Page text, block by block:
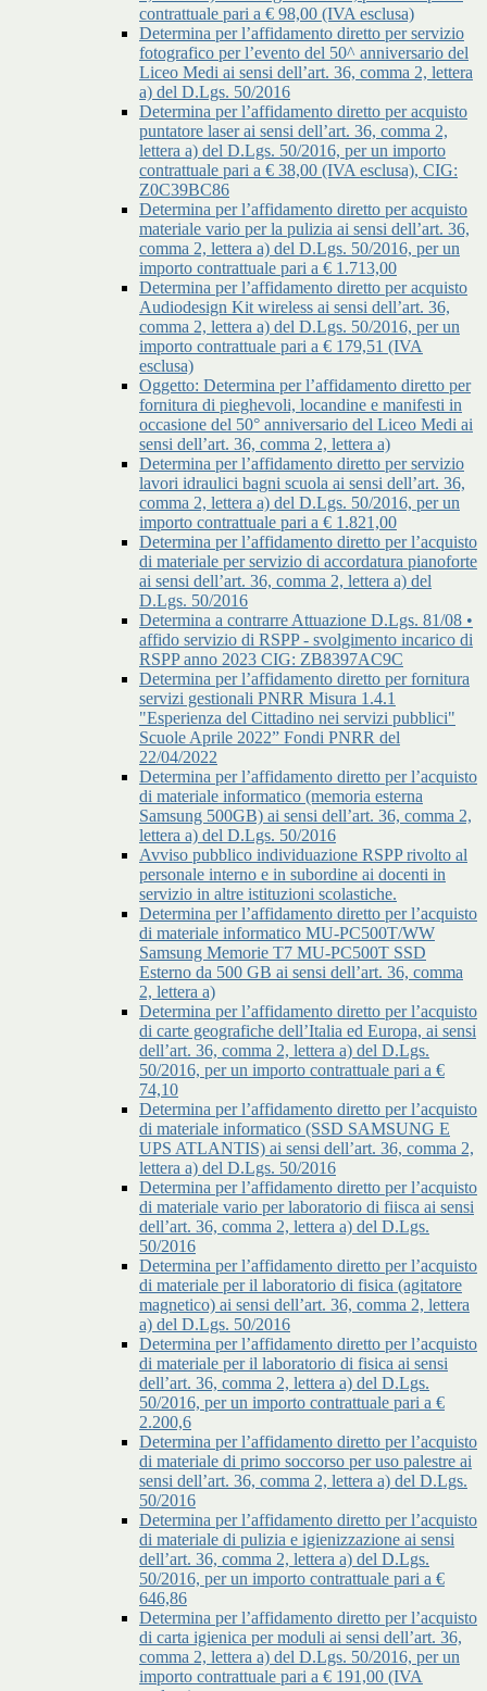
contrattuale pari a € 98,00 (IVA esclusa)
Determina per l’affidamento diretto per servizio
fotografico per l’evento del 50^ anniversario del
Liceo Medi ai sensi dell’art. 36, comma 2, lettera
a) del D.Lgs. 50/2016
Determina per l’affidamento diretto per acquisto
puntatore laser ai sensi dell’art. 36, comma 2,
lettera a) del D.Lgs. 50/2016, per un importo
contrattuale pari a € 38,00 (IVA esclusa), CIG:
Z0C39BC86
Determina per l’affidamento diretto per acquisto
materiale vario per la pulizia ai sensi dell’art. 36,
comma 2, lettera a) del D.Lgs. 50/2016, per un
importo contrattuale pari a € 1.713,00
Determina per l’affidamento diretto per acquisto
Audiodesign Kit wireless ai sensi dell’art. 36,
comma 2, lettera a) del D.Lgs. 50/2016, per un
importo contrattuale pari a € 179,51 (IVA
esclusa)
Oggetto: Determina per l’affidamento diretto per
fornitura di pieghevoli, locandine e manifesti in
occasione del 50° anniversario del Liceo Medi ai
sensi dell’art. 36, comma 2, lettera a)
Determina per l’affidamento diretto per servizio
lavori idraulici bagni scuola ai sensi dell’art. 36,
comma 2, lettera a) del D.Lgs. 50/2016, per un
importo contrattuale pari a € 1.821,00
Determina per l’affidamento diretto per l’acquisto
di materiale per servizio di accordatura pianoforte
ai sensi dell’art. 36, comma 2, lettera a) del
D.Lgs. 50/2016
Determina a contrarre Attuazione D.Lgs. 81/08 •
affido servizio di RSPP - svolgimento incarico di
RSPP anno 2023 CIG: ZB8397AC9C
Determina per l’affidamento diretto per fornitura
servizi gestionali PNRR Misura 1.4.1
"Esperienza del Cittadino nei servizi pubblici"
Scuole Aprile 2022” Fondi PNRR del
22/04/2022
Determina per l’affidamento diretto per l’acquisto
di materiale informatico (memoria esterna
Samsung 500GB) ai sensi dell’art. 36, comma 2,
lettera a) del D.Lgs. 50/2016
Avviso pubblico individuazione RSPP rivolto al
personale interno e in subordine ai docenti in
servizio in altre istituzioni scolastiche.
Determina per l’affidamento diretto per l’acquisto
di materiale informatico MU-PC500T/WW
Samsung Memorie T7 MU-PC500T SSD
Esterno da 500 GB ai sensi dell’art. 36, comma
2, lettera a)
Determina per l’affidamento diretto per l’acquisto
di carte geografiche dell’Italia ed Europa, ai sensi
dell’art. 36, comma 2, lettera a) del D.Lgs.
50/2016, per un importo contrattuale pari a €
74,10
Determina per l’affidamento diretto per l’acquisto
di materiale informatico (SSD SAMSUNG E
UPS ATLANTIS) ai sensi dell’art. 36, comma 2,
lettera a) del D.Lgs. 50/2016
Determina per l’affidamento diretto per l’acquisto
di materiale vario per laboratorio di fiisca ai sensi
dell’art. 36, comma 2, lettera a) del D.Lgs.
50/2016
Determina per l’affidamento diretto per l’acquisto
di materiale per il laboratorio di fisica (agitatore
magnetico) ai sensi dell’art. 36, comma 2, lettera
a) del D.Lgs. 50/2016
Determina per l’affidamento diretto per l’acquisto
di materiale per il laboratorio di fisica ai sensi
dell’art. 36, comma 2, lettera a) del D.Lgs.
50/2016, per un importo contrattuale pari a €
2.200,6
Determina per l’affidamento diretto per l’acquisto
di materiale di primo soccorso per uso palestre ai
sensi dell’art. 36, comma 2, lettera a) del D.Lgs.
50/2016
Determina per l’affidamento diretto per l’acquisto
di materiale di pulizia e igienizzazione ai sensi
dell’art. 36, comma 2, lettera a) del D.Lgs.
50/2016, per un importo contrattuale pari a €
646,86
Determina per l’affidamento diretto per l’acquisto
di carta igienica per moduli ai sensi dell’art. 36,
comma 2, lettera a) del D.Lgs. 50/2016, per un
importo contrattuale pari a € 191,00 (IVA